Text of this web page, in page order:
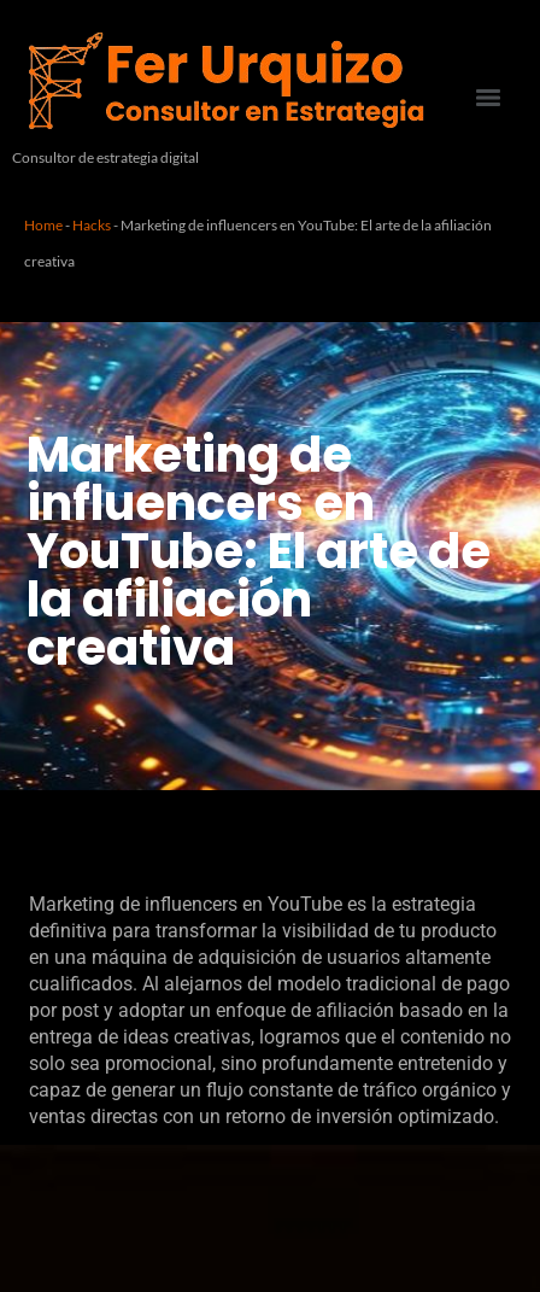
Consultor de estrategia digital
Home- Hacks- Marketing de influencers en YouTube: El arte de la afiliación
creativa
Marketing de
influencers en
YouTube: El arte de
la afiliación
creativa
Marketing de influencers en YouTube es la estrategia
definitiva para transformar la visibilidad de tu producto
en una máquina de adquisición de usuarios altamente
cualificados. Al alejarnos del modelo tradicional de pago
por post y adoptar un enfoque de afiliación basado en la
entrega de ideas creativas, logramos que el contenido no
solo sea promocional, sino profundamente entretenido y
capaz de generar un flujo constante de tráfico orgánico y
ventas directas con un retorno de inversión optimizado.